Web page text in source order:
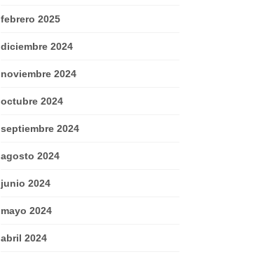
febrero 2025
diciembre 2024
noviembre 2024
octubre 2024
septiembre 2024
agosto 2024
junio 2024
mayo 2024
abril 2024